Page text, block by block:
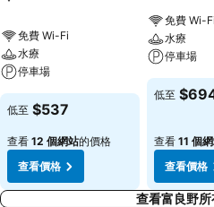
免費 Wi-Fi
水療
停車場
低至 $537
查看 12 個網站的價格
查看價格
免費 Wi-Fi
水療
停車場
低至
查看 11 個
查看價格
查看富良野